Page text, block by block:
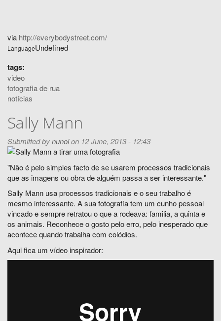
via http://everybodystreet.com/
LanguageUndefined
tags:
video
fotografia de rua
notícias
Sally Mann
Submitted bynunolon 12 June, 2013 - 12:43
"Não é pelo simples facto de se usarem processos tradicionais
que as imagens ou obra de alguém passa a ser interessante."
Sally Mann usa processos tradicionais e o seu trabalho é
mesmo interessante. A sua fotografia tem um cunho pessoal
vincado e sempre retratou o que a rodeava: familia, a quinta e
os animais. Reconhece o gosto pelo erro, pelo inesperado que
acontece quando trabalha com colódios.
Aqui fica um vídeo inspirador: